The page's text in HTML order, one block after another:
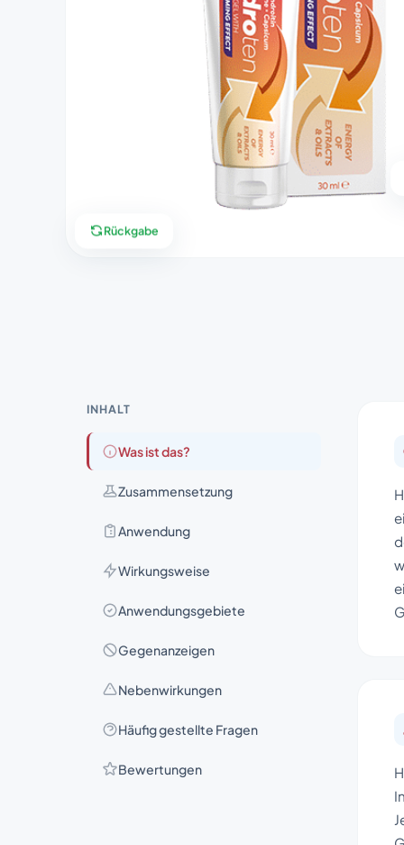
Rückgabe
INHALT
Was ist das?
Zusammensetzung
Anwendung
Wirkungsweise
Anwendungsgebiete
Gegenanzeigen
Nebenwirkungen
Häufig gestellte Fragen
Bewertungen